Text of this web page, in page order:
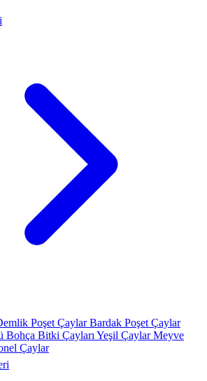
Poşet ÇaylarBardak Poşet Çaylar
Bohça Bitki Çayları Yeşil ÇaylarMeyve
Çaylar